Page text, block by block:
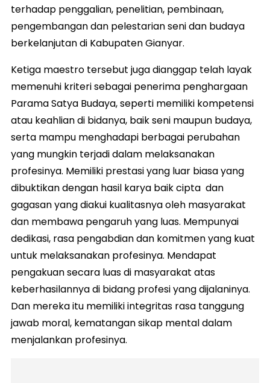
terhadap penggalian, penelitian, pembinaan,
pengembangan dan pelestarian seni dan budaya
berkelanjutan di Kabupaten Gianyar.
Ketiga maestro tersebut juga dianggap telah layak
memenuhi kriteri sebagai penerima penghargaan
Parama Satya Budaya, seperti memiliki kompetensi
atau keahlian di bidanya, baik seni maupun budaya,
serta mampu menghadapi berbagai perubahan
yang mungkin terjadi dalam melaksanakan
profesinya. Memiliki prestasi yang luar biasa yang
dibuktikan dengan hasil karya baik cipta dan
gagasan yang diakui kualitasnya oleh masyarakat
dan membawa pengaruh yang luas. Mempunyai
dedikasi, rasa pengabdian dan komitmen yang kuat
untuk melaksanakan profesinya. Mendapat
pengakuan secara luas di masyarakat atas
keberhasilannya di bidang profesi yang dijalaninya.
Dan mereka itu memiliki integritas rasa tanggung
jawab moral, kematangan sikap mental dalam
menjalankan profesinya.